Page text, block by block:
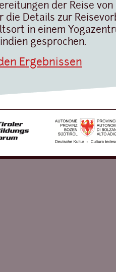
der Reise von
die Details zur
in einem
gesprochen.
Ergebnissen